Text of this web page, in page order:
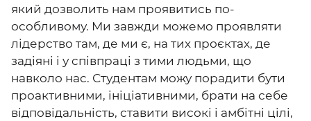
який дозволить нам проявитись по-
особливому. Ми завжди можемо проявляти
лідерство там, де ми є, на тих проєктах, де
задіяні і у співпраці з тими людьми, що
навколо нас. Студентам можу порадити бути
проактивними, ініціативними, брати на себе
відповідальність, ставити високі і амбітні цілі,